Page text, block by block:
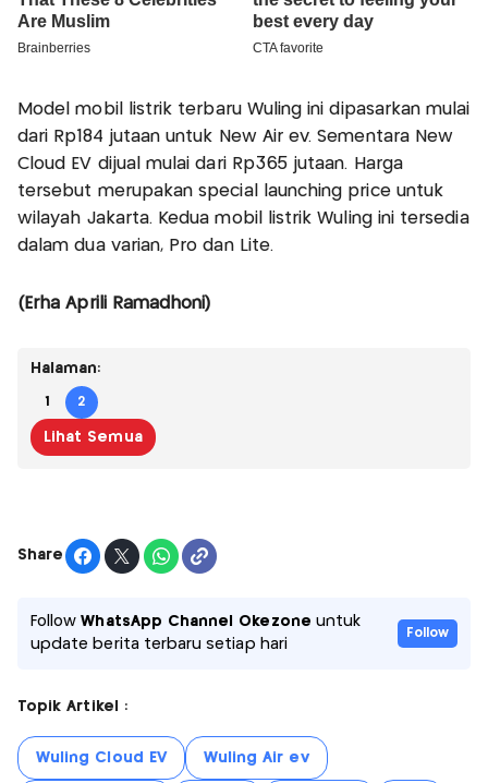
Model mobil listrik terbaru Wuling ini dipasarkan mulai
dari Rp184 jutaan untuk New Air ev. Sementara New
Cloud EV dijual mulai dari Rp365 jutaan. Harga
tersebut merupakan special launching price untuk
wilayah Jakarta. Kedua mobil listrik Wuling ini tersedia
dalam dua varian, Pro dan Lite.
(Erha Aprili Ramadhoni)
Halaman:
1 2
Lihat Semua
Share
FollowWhatsApp Channel Okezone untuk
update berita terbaru setiap hari
Follow
Topik Artikel :
Wuling Cloud EV Wuling Air ev